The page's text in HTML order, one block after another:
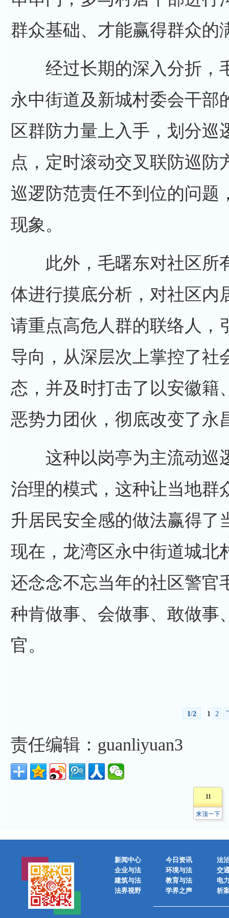
群众基础、才能赢得群众的
经过长期的深入分折，
永中街道及新城村委会干部
区群防力量上入手，划分
点，定时滚动交叉联防巡防
巡逻防范责任不到位的问题
现象。
此外，毛曙东对社区所
体进行摸底分析，对社区内
请重点高危人群的联络人，
导向，从深层次上掌控了社
态，并及时打击了以安徽籍
恶势力团伙，彻底改变了永
这种以岗亭为主流动巡
治理的模式，这种让当地群
升居民安全感的做法赢得了
现在，龙湾区永中街道城北
还念念不忘当年的社区警官
种肯做事、会做事、敢做事
官。
1/2 1 2
责任编辑：guanliyuan3
11
来顶一下
新闻中心 今日资讯
法
企业与法
环境与法
交
建筑与法
教育与法
电
法界视野
学界之声 析